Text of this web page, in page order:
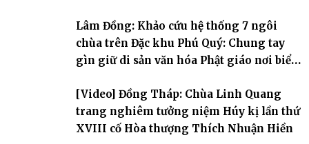
Lâm Đồng: Khảo cứu hệ thống 7 ngôi
chùa trên Đặc khu Phú Quý: Chung tay
gìn giữ di sản văn hóa Phật giáo nơi biển
[Video] Đồng Tháp: Chùa Linh Quang
trang nghiêm tưởng niệm Húy kị lần thứ
XVIII cố Hòa thượng Thích Nhuận Hiền